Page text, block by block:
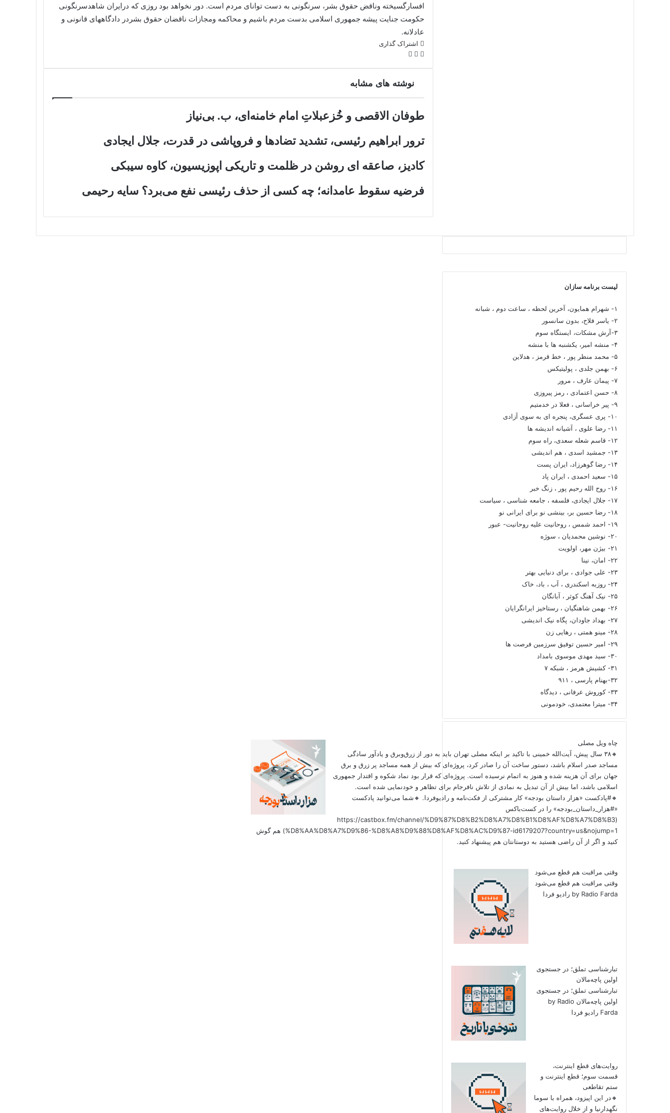
افسارگسیخته وناقض حقوق بشر، سرنگونی به دست توانای مردم است. دور نخواهد بود روزی که درایران شاهدسرنگونی
حکومت جنایت پیشه جمهوری اسلامی بدست مردم باشیم و محاکمه ومجازات ناقضان حقوق بشردر دادگاههای قانونی و
عادلانه.
اشتراک گذاری
فیس
X
طریق
نوشته های مشابه
طوفان الاقصی و خُزعبلاتِ امام خامنه‌ای، ب. بی‌نیاز
ترور ابراهیم رئیسی، تشدید تضادها و فروپاشی در قدرت، جلال ایجادی
کادیز، صاعقه ای روشن در ظلمت و تاریکی اپوزیسیون، کاوه سیبکی
فرضیه سقوط عامدانه؛ چه کسی از حذف رئیسی نفع می‌برد؟ سایه رحیمی
لیست برنامه سازان
۱- شهرام همایون، آخرین لحظه ، ساعت دوم ، شبانه
۲- یاسر فلاح، بدون سانسور
۳-آرش مشکات، ایستگاه سوم
۴- منشه امیر، یکشنبه ها با منشه
۵- محمد منظر پور ، خط قرمز ، هدلاین
۶- بهمن جلدی ، پولیتیکس
۷- پیمان عارف ، مرور
۸- حسن اعتمادی ، رمز پیروزی
۹- پیر خراسانی ، فعلا در خدمتیم
۱۰- پری عسگری، پنجره ای به سوی آزادی
۱۱- رضا علوی ، آشیانه اندیشه ها
۱۲- قاسم شعله سعدی، راه سوم
۱۳- جمشید اسدی ، هم اندیشی
۱۴- رضا گوهرزاد، ایران پست
۱۵- سعید احمدی ، ایران پاد
۱۶- روح الله رحیم پور ، زنگ خبر
۱۷- جلال ایجادی، فلسفه ، جامعه شناسی ، سیاست
۱۸- رضا حسین بر، بینشی نو برای ایرانی نو
۱۹- احمد شمس ، روحانیت علیه روحانیت- عبور
۲۰- نوشین محمدیان ، سوژه
۲۱- بیژن مهر، اولویت
۲۲- امان، نینا
۲۳- علی جوادی ، برای دنیایی بهتر
۲۴- روزبه اسکندری ، آب ، باد، خاک
۲۵- نیک آهنگ کوثر ، آبانگان
۲۶- بهمن شاهنگیان ، رستاخیز ایرانگرایان
۲۷- بهداد جاودان، پگاه نیک اندیشی
۲۸- مینو همتی ، رهایی زن
۲۹- امیر حسین توفیق سرزمین فرصت ها
۳۰- سید مهدی موسوی بامداد
۳۱- کشیش هرمز ، شبکه ۷
۳۲-بهنام پارسی ، ۹۱۱
۳۳- کوروش عرفانی ، دیدگاه
۳۴- میترا معتمدی، خودمونی
چاه ویل مصلی
🔸۳۸ سال پیش، آیت‌الله خمینی با تاکید بر اینکه مصلی تهران باید به دور از زرق‌وبرق و یادآور سادگی
مساجد صدر اسلام باشد، دستور ساخت آن را صادر کرد، پروژه‌ای که بیش از همه مساجد پر زرق و برق
جهان برای آن هزینه شده و هنوز به اتمام نرسیده است. پروژه‌ای که قرار بود نماد شکوه و اقتدار جمهوری
اسلامی باشد، اما بیش از آن تبدیل به نمادی از تلاش نافرجام برای تظاهر و خودنمایی شده است.
🔸#پادکست «هزار داستان بودجه» کار مشترکی از فکت‌نامه و رادیوفردا. 🔸شما می‌توانید پادکست
«#هزار_داستان_بودجه» را در کست‌باکس
(https://castbox.fm/channel/%D9%87%D8%B2%D8%A7%D8%B1%D8%AF%D8%A7%D8%B3
%D8%AA%D8%A7%D9%86-%D8%A8%D9%88%D8%AF%D8%AC%D9%87-id6179207?country=us&nojump=1) هم گوش
کنید و اگر از آن راضی هستید به دوستانتان هم پیشنهاد کنید.
وقتی مراقبت هم قطع می‌شود
وقتی مراقبت هم قطع می‌شود
by Radio Farda رادیو فردا
تبارشناسی تملق؛ در جستجوی
اولین‌ پاچه‌مالان
تبارشناسی تملق؛ در جستجوی
اولین‌ پاچه‌مالان by Radio
Farda رادیو فردا
روایت‌های قطع اینترنت،
قسمت سوم؛ قطع اینترنت و
ستم تقاطعی
🔸در این اپیزود، همراه با سوما
نگهدارنیا و از خلال روایت‌های